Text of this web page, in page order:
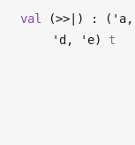
val (>>|) : ( 'a,
'd , 'e) t